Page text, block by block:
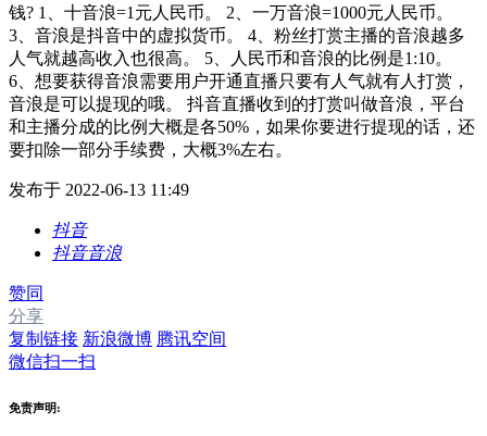
钱? 1、十音浪=1元人民币。 2、一万音浪=1000元人民币。
3、音浪是抖音中的虚拟货币。 4、粉丝打赏主播的音浪越多
人气就越高收入也很高。 5、人民币和音浪的比例是1:10。
6、想要获得音浪需要用户开通直播只要有人气就有人打赏，
音浪是可以提现的哦。 抖音直播收到的打赏叫做音浪，平台
和主播分成的比例大概是各50%，如果你要进行提现的话，还
要扣除一部分手续费，大概3%左右。
发布于 2022-06-13 11:49
抖音
抖音音浪
赞同
分享
复制链接 新浪微博 腾讯空间
微信扫一扫
免责声明: